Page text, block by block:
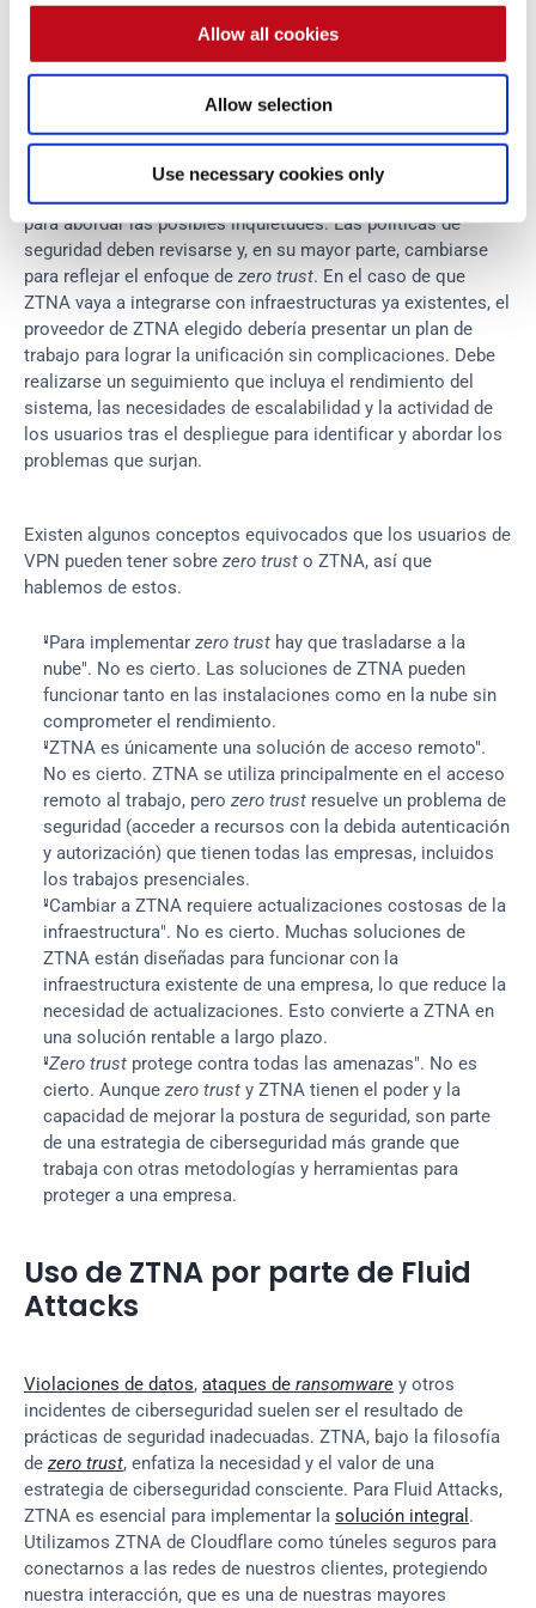
Allow all cookies
Allow selection
Use necessary cookies only
fácil, pero una vez hecho, valdrá la pena.
cuidadoso y por fases, teniendo en cuenta que las pruebas
deben hacerse antes del despliegue, así como cuestiones
presupuestarias y una formación clara para los usuarios
para abordar las posibles inquietudes. Las políticas de
seguridad deben revisarse y, en su mayor parte, cambiarse
para reflejar el enfoque de zero trust. En el caso de que
ZTNA vaya a integrarse con infraestructuras ya existentes, el
proveedor de ZTNA elegido debería presentar un plan de
trabajo para lograr la unificación sin complicaciones. Debe
realizarse un seguimiento que incluya el rendimiento del
sistema, las necesidades de escalabilidad y la actividad de
los usuarios tras el despliegue para identificar y abordar los
problemas que surjan.
Existen algunos conceptos equivocados que los usuarios de
VPN pueden tener sobre zero trust o ZTNA, así que
hablemos de estos.
"Para implementar zero trust hay que trasladarse a la
nube". No es cierto. Las soluciones de ZTNA pueden
funcionar tanto en las instalaciones como en la nube sin
comprometer el rendimiento.
"ZTNA es únicamente una solución de acceso remoto".
No es cierto. ZTNA se utiliza principalmente en el acceso
remoto al trabajo, pero zero trust resuelve un problema de
seguridad (acceder a recursos con la debida autenticación
y autorización) que tienen todas las empresas, incluidos
los trabajos presenciales.
"Cambiar a ZTNA requiere actualizaciones costosas de la
infraestructura". No es cierto. Muchas soluciones de
ZTNA están diseñadas para funcionar con la
infraestructura existente de una empresa, lo que reduce la
necesidad de actualizaciones. Esto convierte a ZTNA en
una solución rentable a largo plazo.
"Zero trust protege contra todas las amenazas". No es
cierto. Aunque zero trust y ZTNA tienen el poder y la
capacidad de mejorar la postura de seguridad, son parte
de una estrategia de ciberseguridad más grande que
trabaja con otras metodologías y herramientas para
proteger a una empresa.
Uso de ZTNA por parte de Fluid
Attacks
Violaciones de datos, ataques de ransomware y otros
incidentes de ciberseguridad suelen ser el resultado de
prácticas de seguridad inadecuadas. ZTNA, bajo la filosofía
de zero trust, enfatiza la necesidad y el valor de una
estrategia de ciberseguridad consciente. Para Fluid Attacks,
ZTNA es esencial para implementar la solución integral .
Utilizamos ZTNA de Cloudflare como túneles seguros para
conectarnos a las redes de nuestros clientes, protegiendo
nuestra interacción, que es una de nuestras mayores